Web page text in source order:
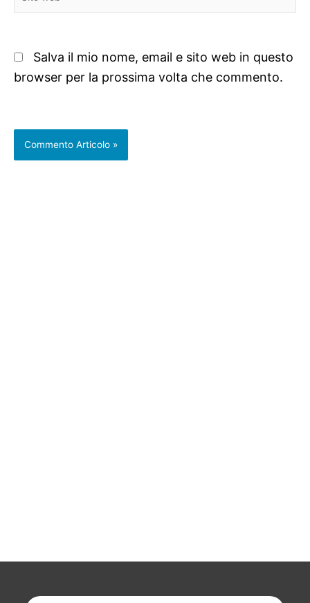
web
Salva il mio nome, email e sito web in questo
browser per la prossima volta che commento.